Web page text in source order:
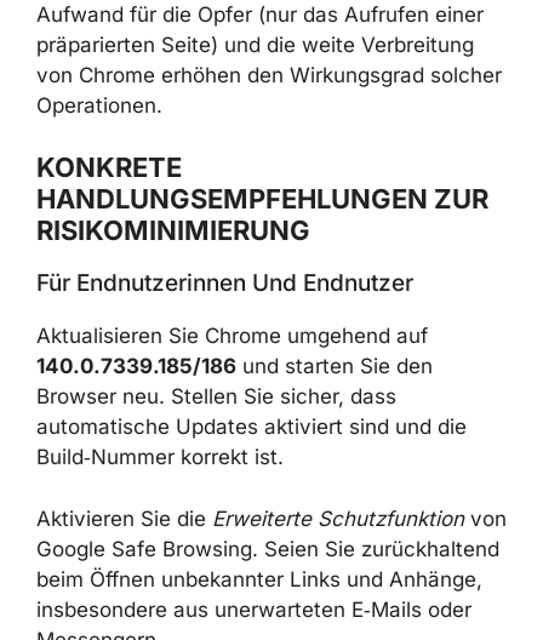
Aufwand für die Opfer (nur das Aufrufen einer
präparierten Seite) und die weite Verbreitung
von Chrome erhöhen den Wirkungsgrad solcher
Operationen.
KONKRETE
HANDLUNGSEMPFEHLUNGEN ZUR
RISIKOMINIMIERUNG
Für Endnutzerinnen Und Endnutzer
Aktualisieren Sie Chrome umgehend auf
140.0.7339.185/186 und starten Sie den
Browser neu. Stellen Sie sicher, dass
automatische Updates aktiviert sind und die
Build‑Nummer korrekt ist.
Aktivieren Sie die Erweiterte Schutzfunktionvon
Google Safe Browsing. Seien Sie zurückhaltend
beim Öffnen unbekannter Links und Anhänge,
insbesondere aus unerwarteten E‑Mails oder